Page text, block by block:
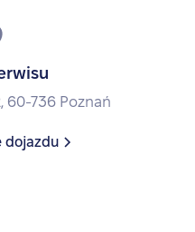
60-736 Poznań
dojazdu